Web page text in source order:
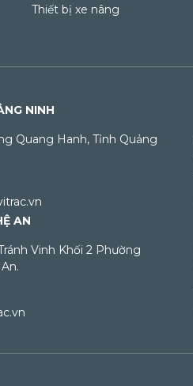
Thiết bị xe nâng
NINH
Quang Hanh, Tỉnh Quảng
AN
Vinh Khối 2 Phường